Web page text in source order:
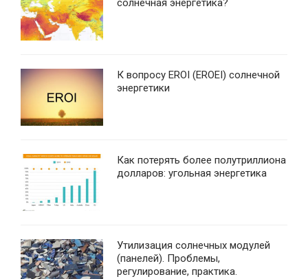
солнечная энергетика?
К вопросу EROI (EROEI) солнечной
энергетики
Как потерять более полутриллиона
долларов: угольная энергетика
Утилизация солнечных модулей
(панелей). Проблемы,
регулирование, практика.